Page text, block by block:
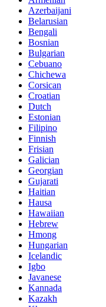
Azerbaijani
Belarusian
Bengali
Bosnian
Bulgarian
Cebuano
Chichewa
Corsican
Croatian
Dutch
Estonian
Filipino
Finnish
Frisian
Galician
Georgian
Gujarati
Haitian
Hausa
Hawaiian
Hebrew
Hmong
Hungarian
Icelandic
Igbo
Javanese
Kannada
Kazakh